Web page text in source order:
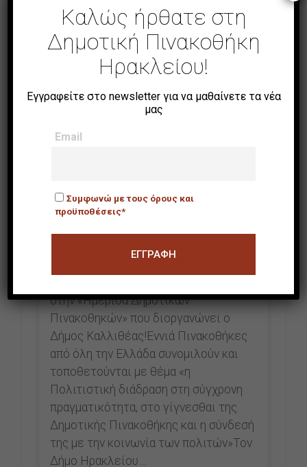
Δείτε περισσότερα ›
3 Οκτωβρίου, 2022
Πινακοθηκών
στην «Ημερίδα Δημοτικών
Πινακοθηκών» που διοργανώνει ο
Δήμος Καλλιθέας!Εννιά Πινακοθήκες
από όλη την Ελλάδα συνομιλούν και
τοποθετούνται με θέμα «η
Πολιτιστική διάδραση στη σύγχρονη
πραγματικότητα, στο γίγνεσθαι της
Δημοτικής Πινακοθήκης και η σύνδεσή
της με την κοινωνία των πολιτών»Τον
Δήμο Ηρακλείου…
Καλώς ήρθατε στη
Δημοτική Πινακοθήκη
Ηρακλείου!
Εγγραφείτε στο newsletter για να μαθαίνετε τα νέα
μας
Email
Συμφωνώ με τους όρους και
προϋποθέσεις*